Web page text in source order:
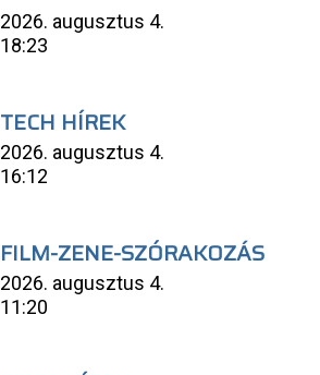
2026. augusztus 4.
18:23
TECH HÍREK
2026. augusztus 4.
16:12
FILM-ZENE-SZÓRAKOZÁS
2026. augusztus 4.
11:20